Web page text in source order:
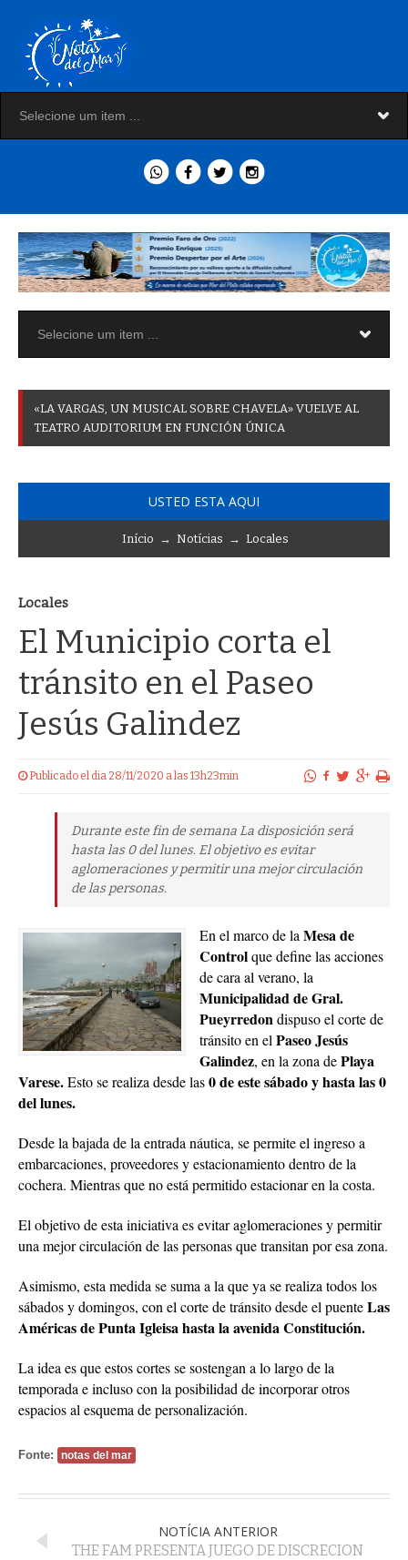
«LA VARGAS UN MUSICAL SOBRE CHAVELA» VUELVE AL
TEATRO AUDITORIUM EN FUNCIÓN ÚNICA
USTED ESTA AQUI
Início → Notícias → Locales
Locales
El Municipio corta el
tránsito en el Paseo
Jesús Galindez
Publicado el dia 28/11/2020 a las 13h23min
Durante este fin de semana La disposición será
hasta las 0 del lunes. El objetivo es evitar
aglomeraciones y permitir una mejor circulación
de las personas.
En el marco de la Mesa de
Controlque define las acciones
de cara al verano, la
Municipalidad de Gral.
Pueyrredon dispuso el corte de
tránsito en el Paseo Jesús
Galindez, en la zona dePlaya
Varese.Esto se realiza desde las0 de este sábado y hasta las 0
del lunes.
Desde la bajada de la entrada náutica, se permite el ingreso a
embarcaciones, proveedores y estacionamiento dentro de la
cochera. Mientras que no está permitido estacionar en la costa.
El objetivo de esta iniciativa es evitar aglomeraciones y permitir
una mejor circulación de las personas que transitan por esa zona.
Asimismo, esta medida se suma a la que ya se realiza todos los
sábados y domingos, con el corte de tránsito desde el puenteLas
Américas de Punta Igleisa hasta la avenida Constitución.
La idea es que estos cortes se sostengan a lo largo de la
temporada e incluso con la posibilidad de incorporar otros
espacios al esquema de personalización.
Fonte: notas del mar
NOTÍCIA ANTERIOR
THE FAM PRESENTA JUEGO DE DISCRECION